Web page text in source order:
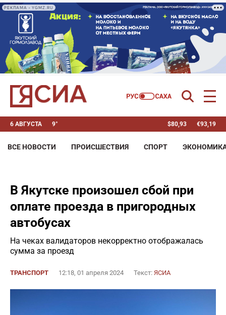
РЕКЛАМА • YGMZ.RU
6 АВГУСТА 9° $80,93 €93,19
ВСЕ НОВОСТИ ПРОИСШЕСТВИЯ СПОРТ
В Якутске произошел сбой при
оплате проезда в пригородных
автобусах
На чеках валидаторов некорректно отображалась
сумма за проезд
ТРАНСПОРТ 12:18, 01 апреля 2024 Текст: ЯСИА